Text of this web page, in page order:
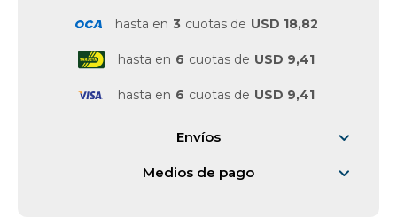
hasta en 3 cuotas de USD 18,82
hasta en 6 cuotas de USD 9,41
hasta en 6 cuotas de USD 9,41
Envíos
Medios de pago